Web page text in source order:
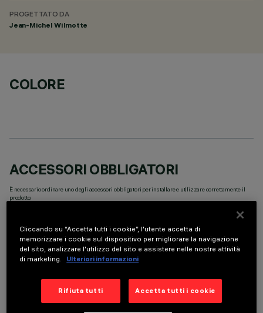
PROGETTATO DA
Jean-Michel Wilmotte
COLORE
ACCESSORI OBBLIGATORI
È necessario ordinare uno degli accessori obbligatori per installare e utilizzare correttamente il
prodotto:
Cliccando su “Accetta tutti i cookie”, l'utente accetta di
memorizzare i cookie sul dispositivo per migliorare la navigazione
del sito, analizzare l'utilizzo del sito e assistere nelle nostre attività
di marketing.
Ulteriori informazioni
Rifiuta tutti Accetta tutti i cookie